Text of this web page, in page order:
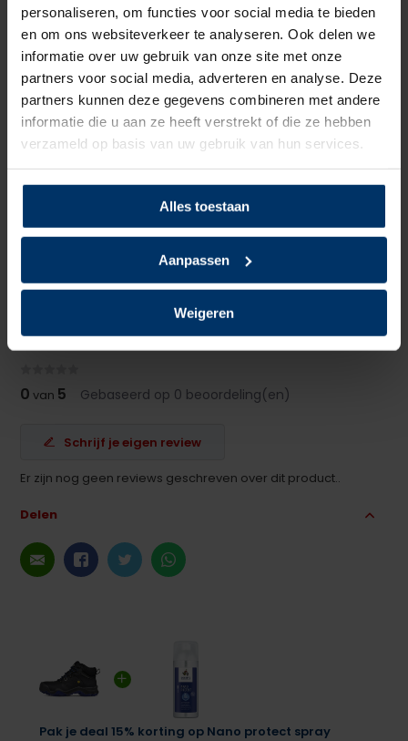
personaliseren, om functies voor social media te bieden
en om ons websiteverkeer te analyseren. Ook delen we
informatie over uw gebruik van onze site met onze
partners voor social media, adverteren en analyse. Deze
partners kunnen deze gegevens combineren met andere
informatie die u aan ze heeft verstrekt of die ze hebben
verzameld op basis van uw gebruik van hun services.
Alles toestaan
Aanpassen
Weigeren
Pak je deal 15% korting op Nano protect spray
Voering Textiel
Neusbeveiliging Kunststof
Zoolbeveiliging Kunststof
Ja
Kleur Zwart
Beoordelingen
0 van 5 Gebaseerd op 0 beoordeling(en)
Schrijf je eigen review
Er zijn nog geen reviews geschreven over dit product..
Delen